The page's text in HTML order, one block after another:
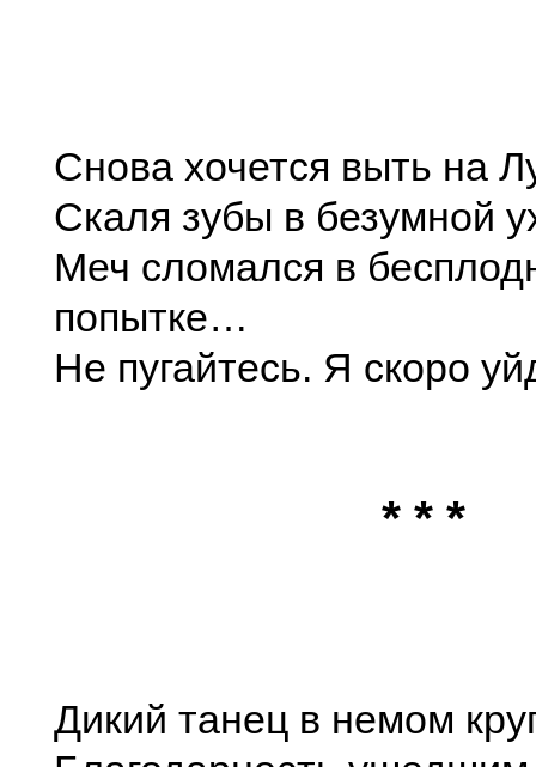
Снова хочется выть на
Скаля зубы в безумной
Меч сломался в
попытке…
Не пугайтесь. Я скоро
* * *
Дикий танец в немом